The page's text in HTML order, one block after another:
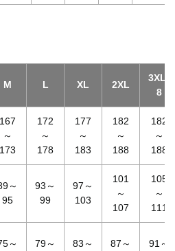
M L XL 2XL
3XL-
8
167
～
173
172
～
178
177
～
183
182
～
188
182
～
188
～
95
93～
99
97～
103
101
～
107
105
～
111
～
79～
83～
87～
91～